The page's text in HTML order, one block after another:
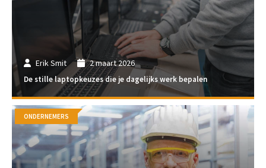
Erik Smit 2 maart 2026
De stille laptopkeuzes die je dagelijks werk bepalen
ONDERNEMERS